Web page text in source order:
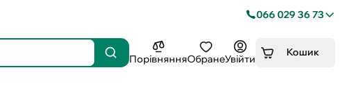
066 029 36 73
ПорівнянняОбранеУвійти
Кошик